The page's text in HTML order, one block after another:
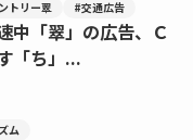
トリー翠 #交通広告
中「翠」の広告、Ｃ
「ち」...
ム